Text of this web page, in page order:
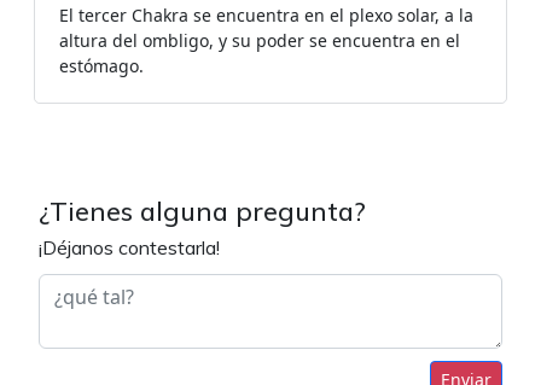
El tercer Chakra se encuentra en el plexo solar, a la
altura del ombligo, y su poder se encuentra en el
estómago.
¿Tienes alguna pregunta?
¡Déjanos contestarla!
Enviar